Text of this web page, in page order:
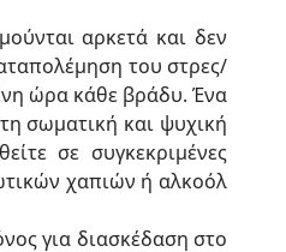
αρκετά και δεν
του στρες/
ώρα κάθε βράδυ. Ένα
σωματική και ψυχική
σε συγκεκριμένες
χαπιών ή αλκοόλ
για διασκέδαση στο